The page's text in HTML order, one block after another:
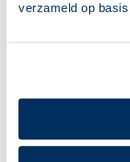
verzameld op
Digital
The